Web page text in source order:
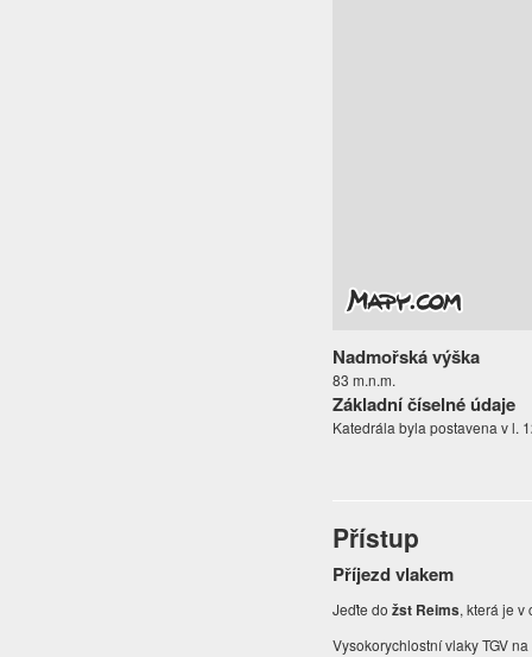
Nadmořská výška
83 m.n.m.
Základní číselné údaje
Katedrála byla postavena v l.
Přístup
Příjezd vlakem
Jeďte dožst Reims, která je v
Vysokorychlostní vlaky TGV